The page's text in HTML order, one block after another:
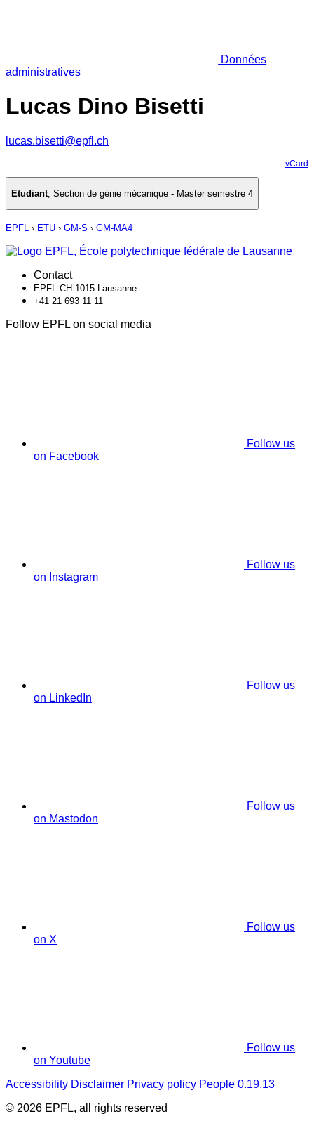
Données
administratives
Lucas Dino Bisetti
lucas.bisetti@epfl.ch
vCard
Etudiant, Section de génie mécanique - Master semestre 4
EPFL › ETU › GM-S › GM-MA4
Contact
EPFL CH-1015 Lausanne
+41 21 693 11 11
Follow EPFL on social media
Follow us
on Facebook
Follow us
on Instagram
Follow us
on LinkedIn
Follow us
on Mastodon
Follow us
on X
Follow us
on Youtube
Accessibility Disclaimer Privacy policy People 0.19.13
© 2026 EPFL, all rights reserved